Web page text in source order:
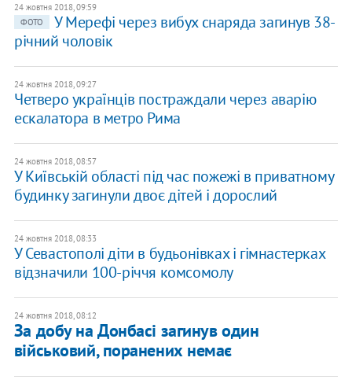
24 жовтня 2018, 09:59
ФОТО
У Мерефі через вибух снаряда загинув 38-
річний чоловік
24 жовтня 2018, 09:27
Четверо українців постраждали через аварію
ескалатора в метро Рима
24 жовтня 2018, 08:57
У Київській області під час пожежі в приватному
будинку загинули двоє дітей і дорослий
24 жовтня 2018, 08:33
У Севастополі діти в будьонівках і гімнастерках
відзначили 100-річчя комсомолу
24 жовтня 2018, 08:12
За добу на Донбасі загинув один
військовий, поранених немає